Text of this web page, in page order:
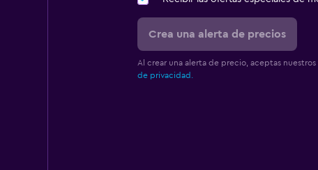
Crea una alerta de precios
Al crear una alerta de precio, aceptas nuestros
de privacidad.